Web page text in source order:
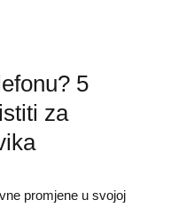
5
za
promjene u svojoj